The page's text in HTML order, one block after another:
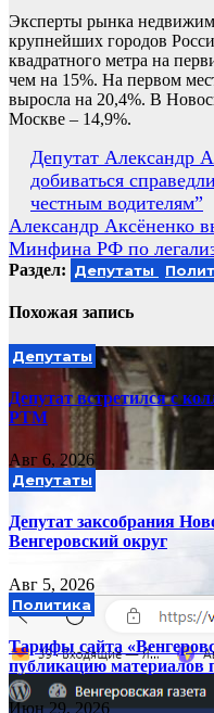
Эксперты рынка
крупнейших городов
квадратного метра на
чем на 15%. На первом
выросла на 20,4%. В
Москве – 14,9%.
Навигация
по
записям
Депутат Александр
добиваться
честным водителям”
Александр Аксёненко
Минфина РФ по
Раздел: Депутаты
Похожая запись
Депутаты
Депутат встретился с
РТМ
Авг 6, 2026
Депутаты
Депутат заксобрания
Венгеровский округ
Авг 5, 2026
Политика
Тарифы сайта
публикацию материалов
Июн 29, 2026